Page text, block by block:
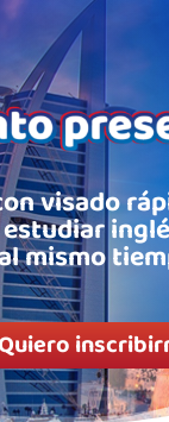
visado
mismo